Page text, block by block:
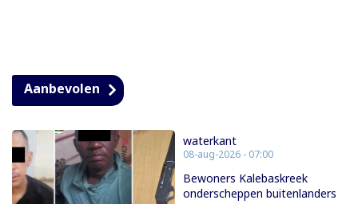
Aanbevolen
waterkant
08-aug-2026 - 07:00
Bewoners Kalebaskreek
onderscheppen buitenlanders